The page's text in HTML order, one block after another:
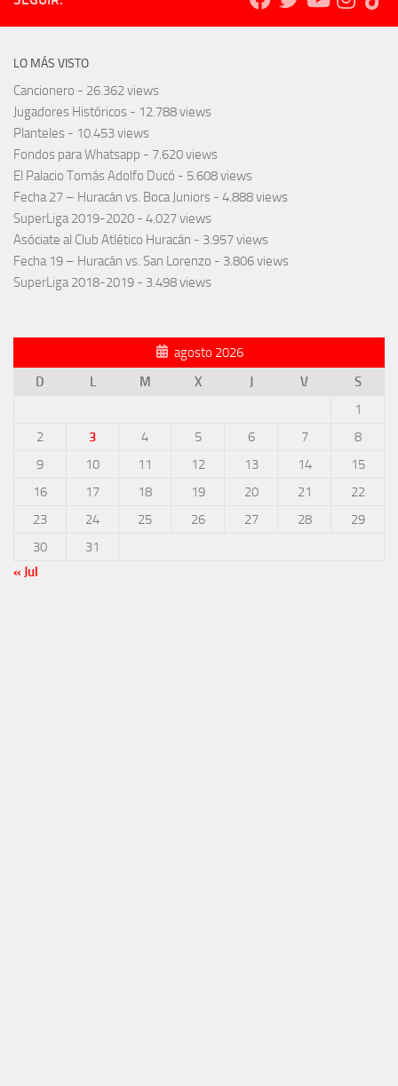
LO MÁS VISTO
Cancionero - 26.362 views
Jugadores Históricos - 12.788 views
Planteles - 10.453 views
Fondos para Whatsapp - 7.620 views
El Palacio Tomás Adolfo Ducó - 5.608 views
Fecha 27 – Huracán vs. Boca Juniors - 4.888 views
SuperLiga 2019-2020 - 4.027 views
Asóciate al Club Atlético Huracán - 3.957 views
Fecha 19 – Huracán vs. San Lorenzo - 3.806 views
SuperLiga 2018-2019 - 3.498 views
agosto 2026
D
L M X J V
S
1
2
3 4 5 6 7
8
9
10 11 12 13 14
15
16
17 18 19 20 21
22
23
24 25 26 27 28
29
30
31
« Jul